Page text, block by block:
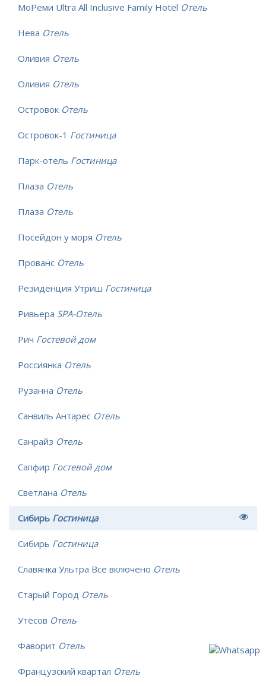
МоРеми Ultra All Inclusive Family Hotel Отель
Нева Отель
Оливия Отель
Оливия Отель
Островок Отель
Островок-1 Гостиница
Парк-отель Гостиница
Плаза Отель
Плаза Отель
Посейдон у моря Отель
Прованс Отель
Резиденция Утриш Гостиница
Ривьера SPA-Отель
Рич Гостевой дом
Россиянка Отель
Рузанна Отель
Санвиль Антарес Отель
Санрайз Отель
Сапфир Гостевой дом
Светлана Отель
Сибирь Гостиница
Сибирь Гостиница
Славянка Ультра Все включено Отель
Старый Город Отель
Утёсов Отель
Фаворит Отель
Французский квартал Отель